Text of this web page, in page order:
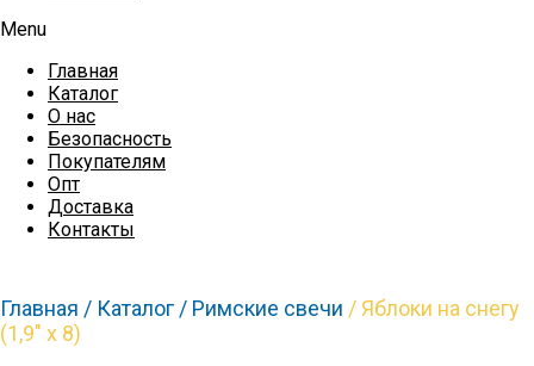
Menu
Главная
Каталог
О нас
Безопасность
Покупателям
Опт
Доставка
Контакты
Главная / Каталог / Римские свечи / Яблоки на снегу
(1,9″ х 8)